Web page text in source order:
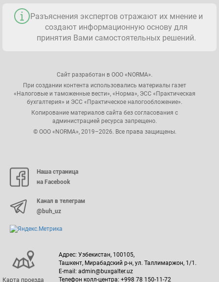
Разъяснения экспертов отражают их мнение и
создают информационную основу для
принятия Вами самостоятельных решений.
Сайт разработан в ООО «NORMA».
При создании контента использовались материалы газет
«Налоговые и таможенные вести», «Норма», ЭСС «Практическая
бухгалтерия» и ЭСС «Практическое налогообложение».
Копирование материалов сайта без согласования с
администрацией ресурса запрещено.
© ООО «NORMA», 2019–2026. Все права защищены.
Наша страница
на Facebook
Канал в телеграм
@buh_uz
Карта проезда
Адрес: Узбекистан, 100105,
Ташкент, Мирабадский р-н, ул. Таллимаржон, 1/1.
E-mail: admin@buxgalter.uz
Телефон колл-центра: +998 78 150-11-72